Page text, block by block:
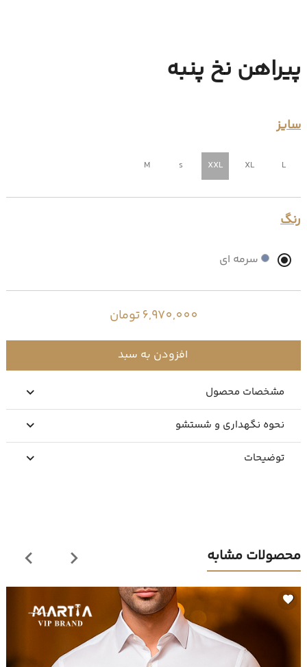
پیراهن نخ پنبه
سایز
L
XL
XXL
s
M
رنگ
سرمه ای
6,970,000 تومان
افزودن به سبد
مشخصات محصول
نحوه نگهداری و شستشو
توضیحات
محصولات مشابه